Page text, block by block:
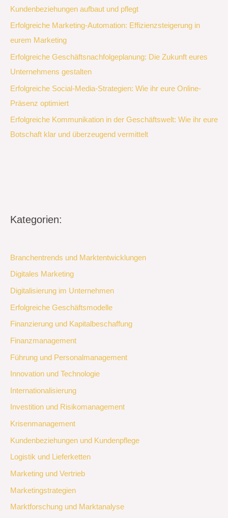
Kundenbeziehungen aufbaut und pflegt
Erfolgreiche Marketing-Automation: Effizienzsteigerung in
eurem Marketing
Erfolgreiche Geschäftsnachfolgeplanung: Die Zukunft eures
Unternehmens gestalten
Erfolgreiche Social-Media-Strategien: Wie ihr eure Online-
Präsenz optimiert
Erfolgreiche Kommunikation in der Geschäftswelt: Wie ihr eure
Botschaft klar und überzeugend vermittelt
Kategorien:
Branchentrends und Marktentwicklungen
Digitales Marketing
Digitalisierung im Unternehmen
Erfolgreiche Geschäftsmodelle
Finanzierung und Kapitalbeschaffung
Finanzmanagement
Führung und Personalmanagement
Innovation und Technologie
Internationalisierung
Investition und Risikomanagement
Krisenmanagement
Kundenbeziehungen und Kundenpflege
Logistik und Lieferketten
Marketing und Vertrieb
Marketingstrategien
Marktforschung und Marktanalyse